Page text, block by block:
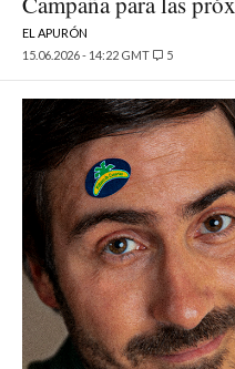
EL APURÓN
15.06.2026 - 14:22 GMT
5